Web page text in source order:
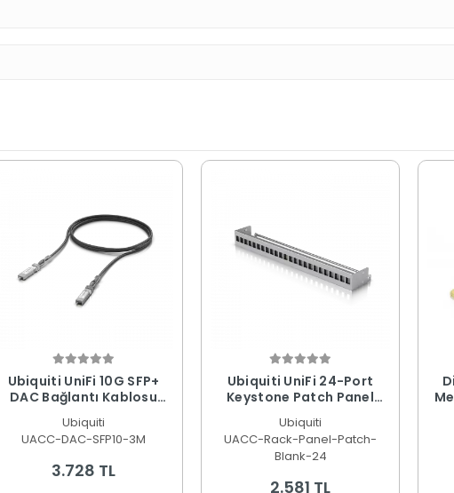
Ubiquiti UniFi 10G SFP+
DAC Bağlantı Kablosu
DAC-SFP10-3M
Ubiquiti
UACC-DAC-SFP10-3M
3.728 TL
Ubiquiti UniFi 24-Port
Keystone Patch Panel
UACC-Rack-Panel-Patch-
Blank-24
Ubiquiti
UACC-Rack-Panel-Patch-
Blank-24
2.581 TL